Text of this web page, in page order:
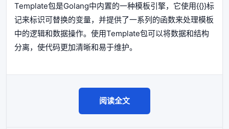
Template包是Golang中内置的一种模板引擎，它使用{{}}标
记来标识可替换的变量，并提供了一系列的函数来处理模板
中的逻辑和数据操作。使用Template包可以将数据和结构
分离，使代码更加清晰和易于维护。
阅读全文